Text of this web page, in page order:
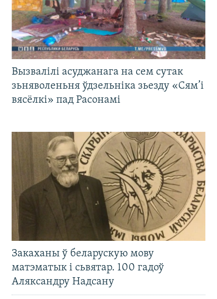
Вызвалілі асуджанага на сем сутак
зьняволеньня ўдзельніка зьезду «Сям’і
вясёлкі» пад Расонамі
Закаханы ў беларускую мову
матэматык і сьвятар. 100 гадоў
Аляксандру Надсану